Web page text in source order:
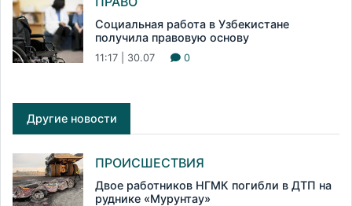
Социальная работа в Узбекистане
получила правовую основу
11:17 | 30.07 0
Другие новости
ПРОИСШЕСТВИЯ
Двое работников НГМК погибли в ДТП на
руднике «Мурунтау»